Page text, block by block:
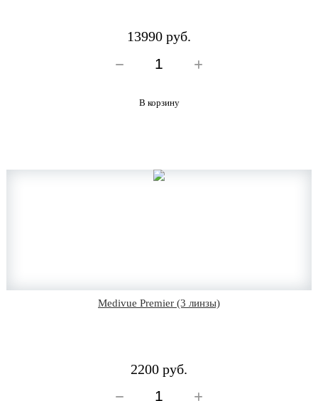
13990 руб.
В корзину
Medivue Premier (3 линзы)
2200 руб.